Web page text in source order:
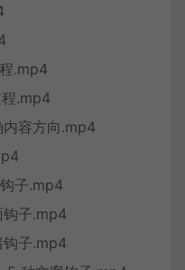
.mp4
.mp4
容方向.mp4
子.mp4
子.mp4
子.mp4